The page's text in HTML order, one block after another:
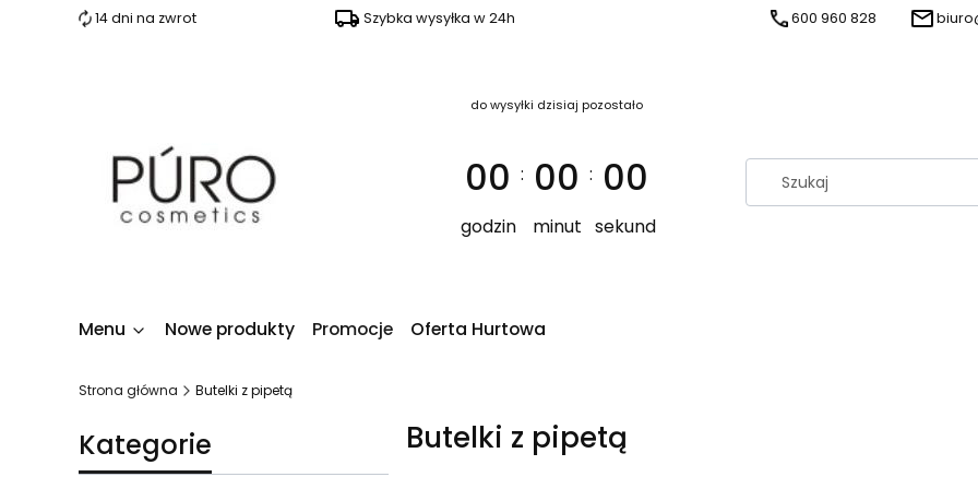
14 dni na zwrot Szybka wysyłka w 24h 600 960 828
do wysyłki dzisiaj pozostało
00
godzin
: 00
minut
: 00
sekund
Menu Nowe produkty Promocje Oferta Hurtowa
Strona główna Butelki z pipetą
Kategorie Butelki z pipetą